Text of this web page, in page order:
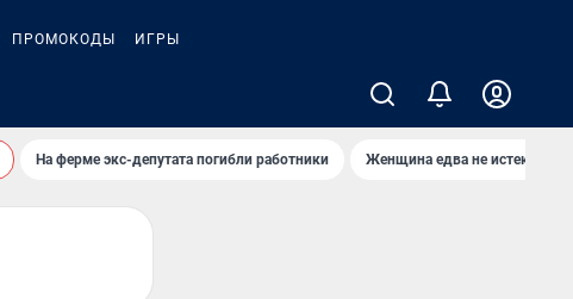
ПРОМОКОДЫ ИГРЫ
На ферме экс-депутата погибли работники Женщина едва не истекла